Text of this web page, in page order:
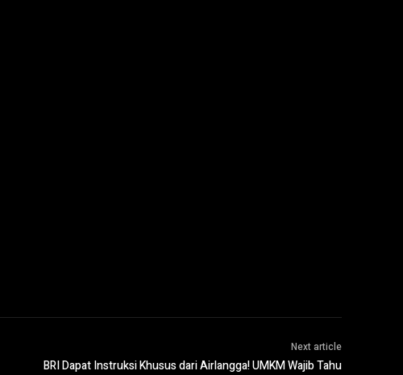
Next article
BRI Dapat Instruksi Khusus dari Airlangga! UMKM Wajib Tahu